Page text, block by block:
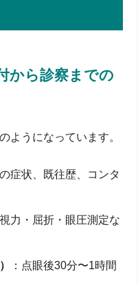
から診察までの
ようになっています。
の症状、既往歴、コンタ
視力・屈折・眼圧測定な
：点眼後30分〜1時間